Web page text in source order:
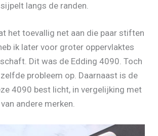
sijpelt langs de randen.
het toevallig net aan die paar stiften
ik later voor groter oppervlaktes
Dit was de Edding 4090. Toch
probleem op. Daarnaast is de
4090 best licht, in vergelijking met
andere merken.